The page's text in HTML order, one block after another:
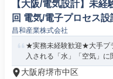
【大阪/電気設計】未
回 電気/電子プロセス設
昌和産業株式会社
★実務未経験歓迎★大手プ
入される「水」「空気」に
大阪府堺市中区